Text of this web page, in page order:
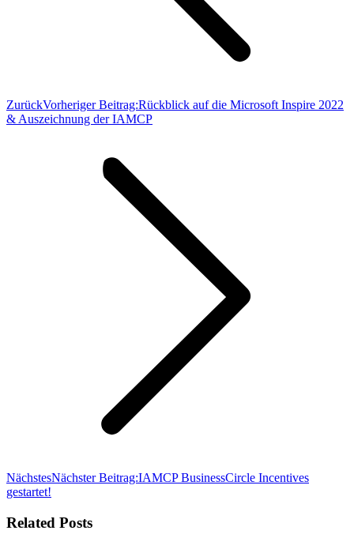
ZurückVorheriger Beitrag:Rückblick auf die Microsoft Inspire 2022
& Auszeichnung der IAMCP
NächstesNächster Beitrag:IAMCP BusinessCircle Incentives
gestartet!
Related Posts